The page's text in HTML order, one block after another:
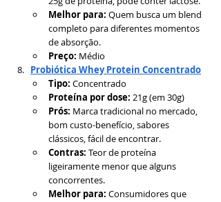
Melhor para: Quem busca um blend
completo para diferentes momentos
de absorção.
Preço: Médio
Probiótica Whey Protein Concentrado
Tipo: Concentrado
Proteína por dose: 21g (em 30g)
Prós: Marca tradicional no mercado,
bom custo-benefício, sabores
clássicos, fácil de encontrar.
Contras: Teor de proteína
ligeiramente menor que alguns
concorrentes.
Melhor para: Consumidores que